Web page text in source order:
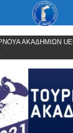
ΑΚΑΔΗΜΙΩΝ